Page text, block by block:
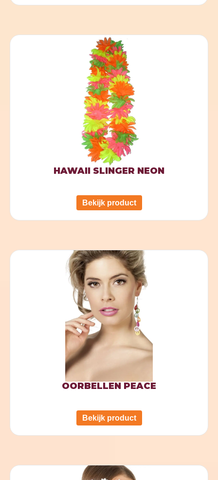
HAWAII SLINGER NEON
Bekijk product
OORBELLEN PEACE
Bekijk product